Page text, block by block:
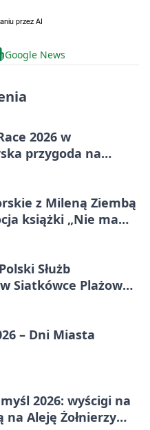
Google News
2026 w
przygoda na
z Mileną Ziembą
książki „Nie mam
Służb
Siatkówce Plażowej
– Dni Miasta
2026: wyścigi na
Aleję Żołnierzy